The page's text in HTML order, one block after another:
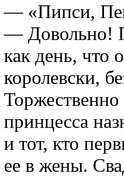
— «Пипси,
— Довольно!
как день, что
королевски,
принцесса
и тот, кто
ее в жены.